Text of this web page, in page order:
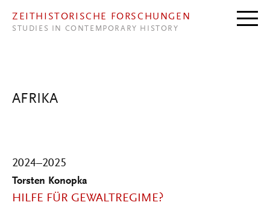
ZEITHISTORISCHE FORSCHUNGEN
STUDIES IN CONTEMPORARY HISTORY
AFRIKA
2024–2025
Torsten Konopka
HILFE FÜR GEWALTREGIME?